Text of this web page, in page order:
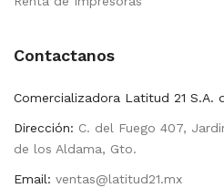
Contactanos
Comercializadora Latitud 21 S.A.
Dirección: C. del Fuego 407,
de los Aldama, Gto.
Email: ventas@latitud21.mx